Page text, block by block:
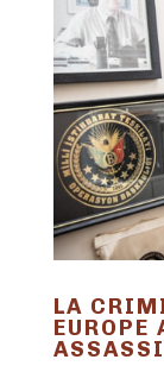
LA
EUROPE